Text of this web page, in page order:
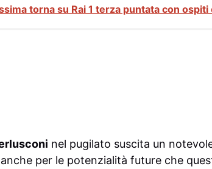
torna su Rai 1 terza puntata con ospiti
nel pugilato suscita un
per le potenzialità future che